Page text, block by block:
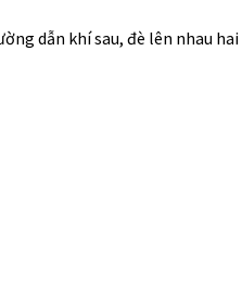
dẫn khí sau, đè lên nhau